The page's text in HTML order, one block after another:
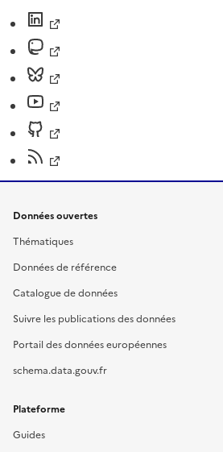
Données ouvertes
Thématiques
Données de référence
Catalogue de données
Suivre les publications des données
Portail des données européennes
schema.data.gouv.fr
Plateforme
Guides